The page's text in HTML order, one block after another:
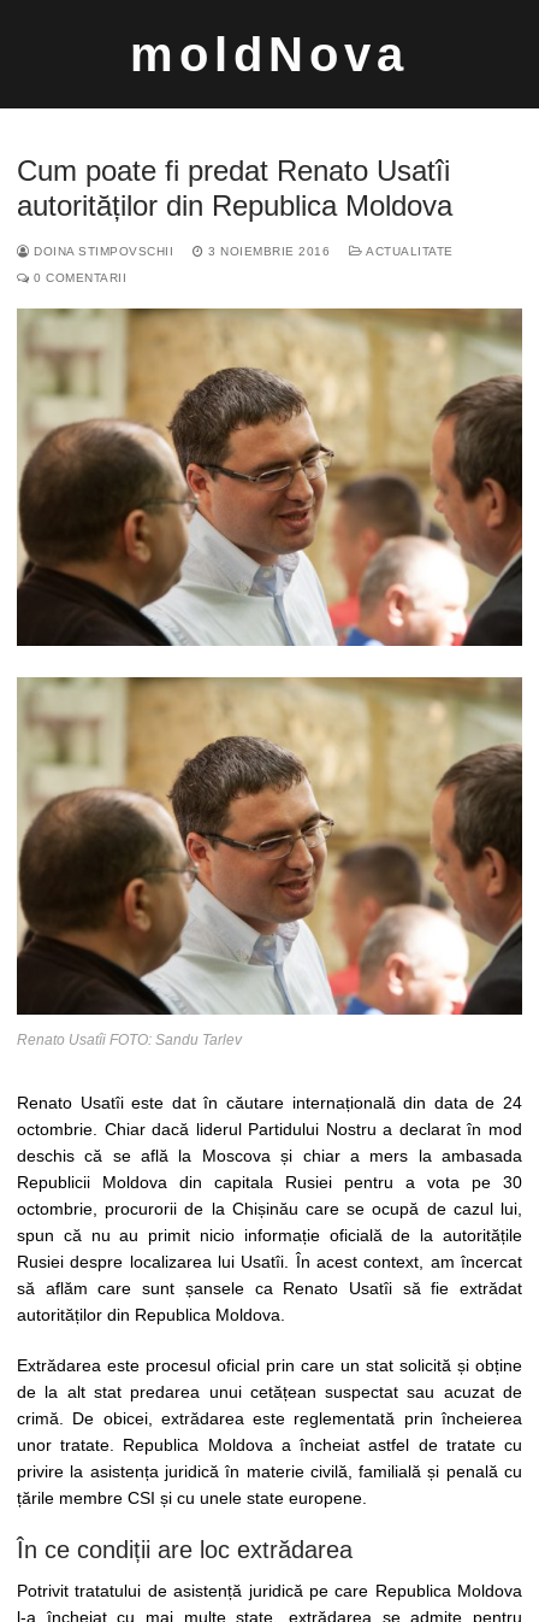
moldNova
Cum poate fi predat Renato Usatîi
autorităților din Republica Moldova
DOINA STIMPOVSCHII 3 NOIEMBRIE 2016
ACTUALITATE
0 COMENTARII
Renato Usatîi FOTO: Sandu Tarlev
Renato Usatîi este dat în căutare internațională din data de 24
octombrie. Chiar dacă liderul Partidului Nostru a declarat în mod
deschis că se află la Moscova și chiar a mers la ambasada
Republicii Moldova din capitala Rusiei pentru a vota pe 30
octombrie, procurorii de la Chișinău care se ocupă de cazul lui,
spun că nu au primit nicio informație oficială de la autoritățile
Rusiei despre localizarea lui Usatîi. În acest context, am încercat
să aflăm care sunt șansele ca Renato Usatîi să fie extrădat
autorităților din Republica Moldova.
Extrădarea este procesul oficial prin care un stat solicită și obține
de la alt stat predarea unui cetățean suspectat sau acuzat de
crimă. De obicei, extrădarea este reglementată prin încheierea
unor tratate. Republica Moldova a încheiat astfel de tratate cu
privire la asistența juridică în materie civilă, familială și penală cu
țările membre CSI și cu unele state europene.
În ce condiții are loc extrădarea
Potrivit tratatului de asistență juridică pe care Republica Moldova
l-a încheiat cu mai multe state, extrădarea se admite pentru